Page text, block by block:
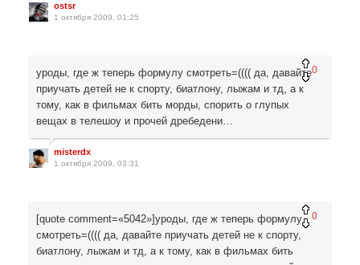
ostsr
1 октября 2009, 01:25
0
уроды, где ж теперь формулу смотреть=(((( да, давайте
приучать детей не к спорту, биатлону, лыжам и тд, а к
тому, как в фильмах бить морды, спорить о глупых
вещах в телешоу и прочей дребедени…
misterdx
1 октября 2009, 03:31
0
[quote comment=«5042»]уроды, где ж теперь формулу
смотреть=(((( да, давайте приучать детей не к спорту,
биатлону, лыжам и тд, а к тому, как в фильмах бить